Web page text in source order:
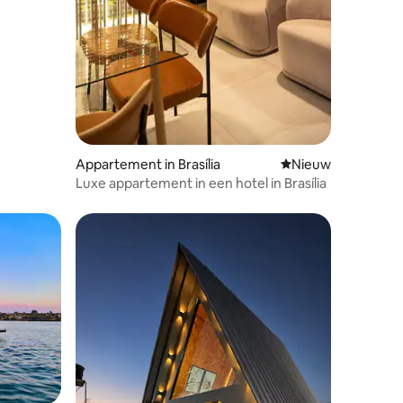
Appartement in Brasília Nieuwe
Nieuw
Luxe appartement in een hotel in Brasília